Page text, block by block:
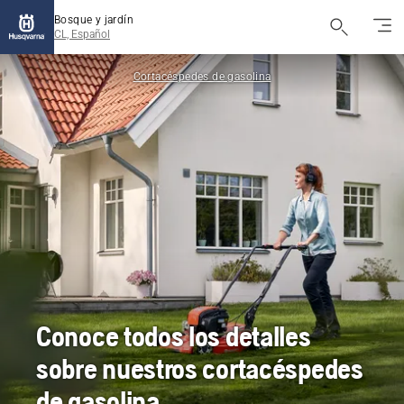
Bosque y jardín
CL, Español
Cortacéspedes de gasolina
Conoce todos los detalles
sobre nuestros cortacéspedes